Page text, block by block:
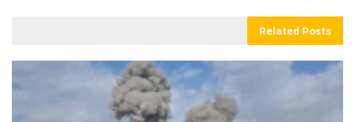
RelatedPosts